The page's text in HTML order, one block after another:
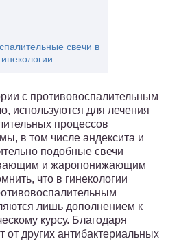
свечи в
с противовоспалительным
используются для лечения
процессов
в том числе андексита и
подобные свечи
и жаропонижающим
что в гинекологии
лишь дополнением к
курсу. Благодаря
других антибактериальных